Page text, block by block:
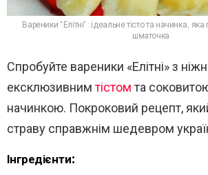
Вареники "Елітні": ідеальне тісто та начинка,
шматочка
Спробуйте вареники «Елітні» з
ексклюзивнимтістомта
начинкою. Покроковий рецепт,
страву справжнім шедевром
Інгредієнти: